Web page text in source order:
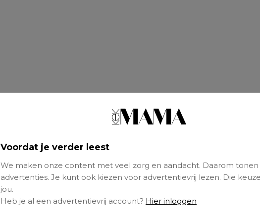
Voordat je verder leest
We maken onze content met veel zorg en aandacht. Daarom tonen
advertenties. Je kunt ook kiezen voor advertentievrij lezen. Die
jou.
Heb je al een advertentievrij account? Hier inloggen